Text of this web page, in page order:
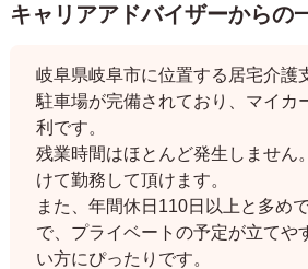
キャリアアドバイザーからの
岐阜県岐阜市に位置する居宅介護
駐車場が完備されており、マイカ
利です。
残業時間はほとんど発生しません
けて勤務して頂けます。
また、年間休日110日以上と多め
で、プライベートの予定が立てや
い方にぴったりです。